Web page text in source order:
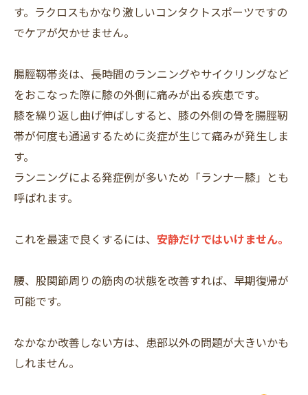
す。ラクロスもかなり激しいコンタクトスポーツですの
でケアが欠かせません。
腸脛靱帯炎は、長時間のランニングやサイクリングなど
をおこなった際に膝の外側に痛みが出る疾患です。
膝を繰り返し曲げ伸ばしすると、膝の外側の骨を腸脛靭
帯が何度も通過するために炎症が生じて痛みが発生しま
す。
ランニングによる発症例が多いため「ランナー膝」とも
呼ばれます。
これを最速で良くするには、 安静だけではいけません。
腰、股関節周りの筋肉の状態を改善すれば、早期復帰が
可能です。
なかなか改善しない方は、患部以外の問題が大きいかも
しれません。